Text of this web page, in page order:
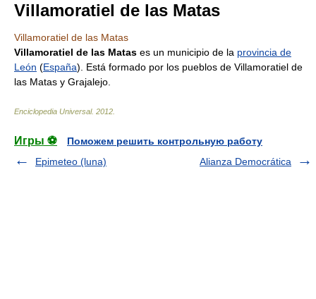
Villamoratiel de las Matas
Villamoratiel de las Matas
Villamoratiel de las Matas es un municipio de la provincia de
León (España). Está formado por los pueblos de Villamoratiel de
las Matas y Grajalejo.
Enciclopedia Universal. 2012
Игры ⚽
Поможем решить контрольную работу
Epimeteo (luna)
Alianza Democrática